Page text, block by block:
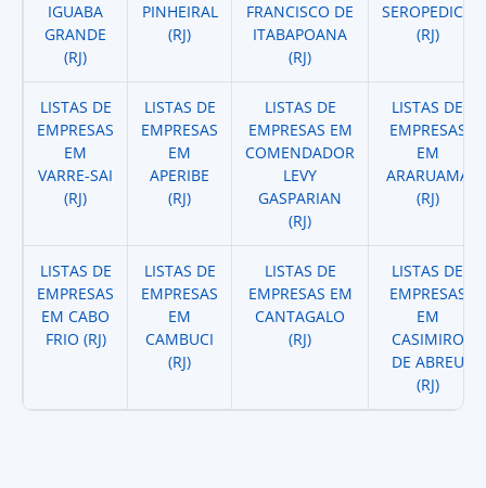
IGUABA
GRANDE
(RJ)
PINHEIRAL
(RJ)
FRANCISCO DE
ITABAPOANA
(RJ)
SEROPEDICA
(RJ)
LISTAS DE
EMPRESAS
EM
VARRE-SAI
(RJ)
LISTAS DE
EMPRESAS
EM
APERIBE
(RJ)
LISTAS DE
EMPRESAS EM
COMENDADOR
LEVY
GASPARIAN
(RJ)
LISTAS DE
EMPRESAS
EM
ARARUAMA
(RJ)
LISTAS DE
EMPRESAS
EM CABO
FRIO (RJ)
LISTAS DE
EMPRESAS
EM
CAMBUCI
(RJ)
LISTAS DE
EMPRESAS EM
CANTAGALO
(RJ)
LISTAS DE
EMPRESAS
EM
CASIMIRO
DE ABREU
(RJ)